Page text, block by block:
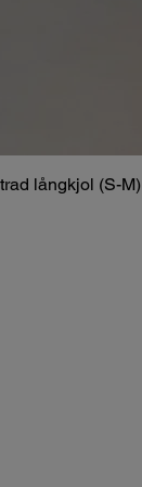
långkjol (S-M)